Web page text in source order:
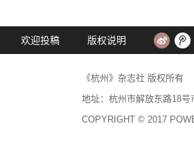
欢迎投稿 版权说明
《杭州》杂志社 版权所有
地址：杭州市解放东路18
COPYRIGHT © 2017